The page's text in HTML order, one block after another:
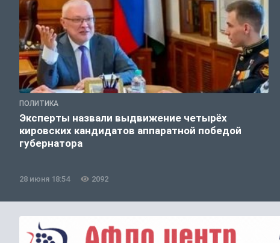
ПОЛИТИКА
Эксперты назвали выдвижение четырёх
кировских кандидатов аппаратной победой
губернатора
28 июня 18:54 2092